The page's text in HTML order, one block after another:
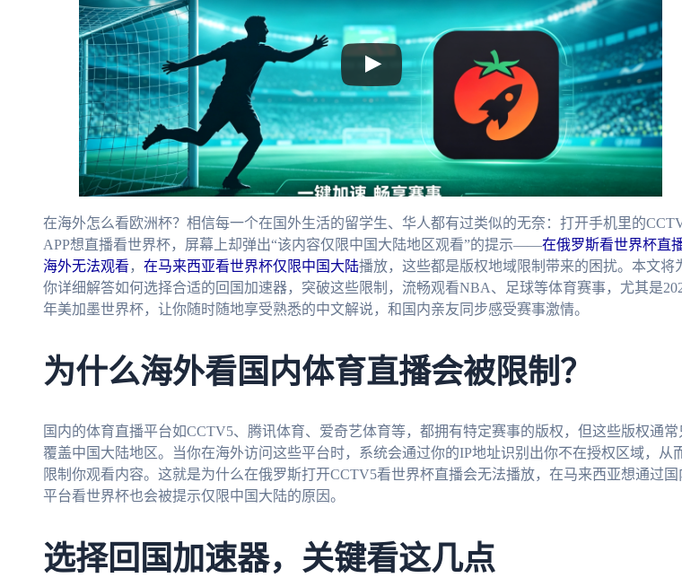
在海外怎么看欧洲杯？相信每一个在国外生活的留学生、华人都有过类似的无奈：打开手机里的
APP想直播看世界杯，屏幕上却弹出“该内容仅限中国大陆地区观看”的提示——在俄罗斯看世界杯直
海外无法观看 ， 在马来西亚看世界杯仅限中国大陆播放，这些都是版权地域限制带来的困扰。本文将
你详细解答如何选择合适的回国加速器，突破这些限制，流畅观看NBA、足球等体育赛事，尤其是
年美加墨世界杯，让你随时随地享受熟悉的中文解说，和国内亲友同步感受赛事激情。
为什么海外看国内体育直播会被限制？
国内的体育直播平台如CCTV5、腾讯体育、爱奇艺体育等，都拥有特定赛事的版权，但这些版权通常
覆盖中国大陆地区。当你在海外访问这些平台时，系统会通过你的IP地址识别出你不在授权区域，从
限制你观看内容。这就是为什么在俄罗斯打开CCTV5看世界杯直播会无法播放，在马来西亚想通过国
平台看世界杯也会被提示仅限中国大陆的原因。
选择回国加速器，关键看这几点